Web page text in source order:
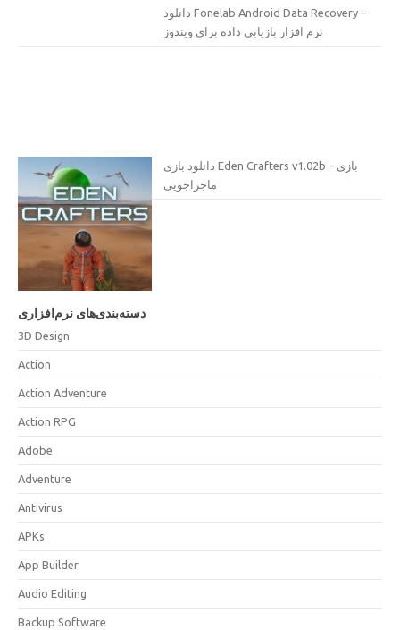
دانلود Fonelab Android Data Recovery –
نرم افزار بازیابی داده برای ویندوز
دانلود بازی Eden Crafters v1.02b – بازی
ماجراجویی
دسته‌بندی‌های نرم‌افزاری
3D Design
Action
Action Adventure
Action RPG
Adobe
Adventure
Antivirus
APKs
App Builder
Audio Editing
Backup Software